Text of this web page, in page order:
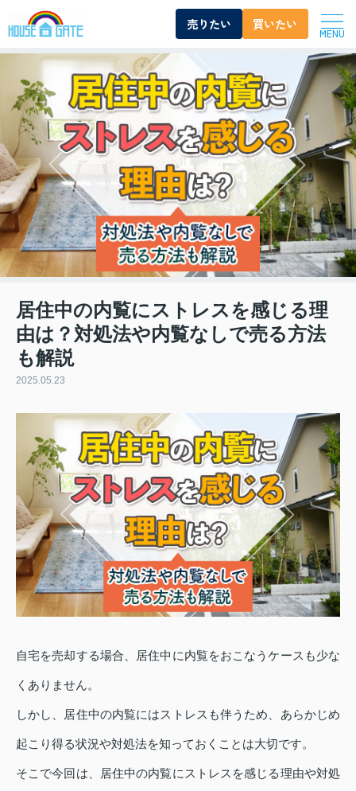
売りたい 買いたい
MENU
居住中の内覧にストレスを感じる理
由は？対処法や内覧なしで売る方法
も解説
2025.05.23
自宅を売却する場合、居住中に内覧をおこなうケースも少な
くありません。
しかし、居住中の内覧にはストレスも伴うため、あらかじめ
起こり得る状況や対処法を知っておくことは大切です。
そこで今回は、居住中の内覧にストレスを感じる理由や対処